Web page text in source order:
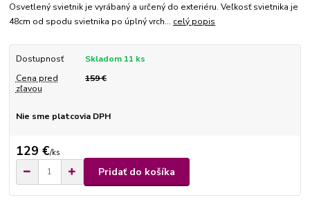
Osvetlený svietnik je vyrábaný a určený do exteriéru. Veľkosť svietnika je
48cm od spodu svietnika po úplný vrch... celý popis
Dostupnosť
Skladom 11 ks
Cena pred
zľavou
159 €
Nie sme platcovia DPH
129 €/ks
Pridať do košíka